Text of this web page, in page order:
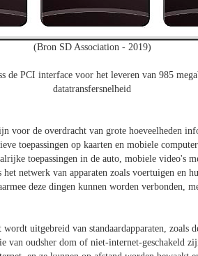
(Bron SD Association - 2019)
de PCI interface voor het leveren van 985
datatransfersnelheid
voor de overdracht van grote hoeveelheden
toepassingen op kaarten en mobiele
toepassingen in de auto, mobiele video's
netwerk van apparaten zoals voertuigen en
deze dingen kunnen worden verbonden,
uitgebreid van standaardapparaten, zoals
van oudsher dom of niet-internet-geschakeld